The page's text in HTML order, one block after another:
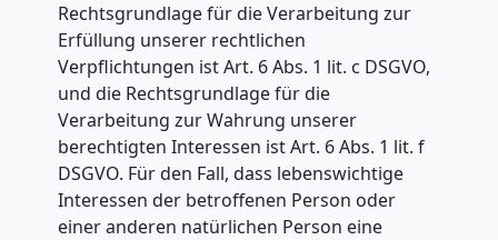
Rechtsgrundlage für die Verarbeitung zur
Erfüllung unserer rechtlichen
Verpflichtungen ist Art. 6 Abs. 1 lit. c DSGVO,
und die Rechtsgrundlage für die
Verarbeitung zur Wahrung unserer
berechtigten Interessen ist Art. 6 Abs. 1 lit. f
DSGVO. Für den Fall, dass lebenswichtige
Interessen der betroffenen Person oder
einer anderen natürlichen Person eine
Steyr
Umzug
Steyr